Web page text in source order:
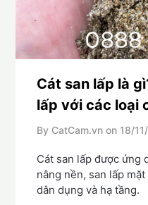
Cát san lấp là
lấp với các loại
By CatCam.vn on 18/
Cát san lấp được ứng
nâng nền, san lấp
dân dụng và hạ tầng.